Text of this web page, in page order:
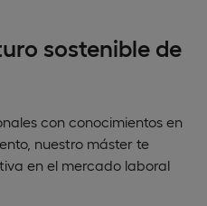
sostenible de
con conocimientos en
nuestro máster te
en el mercado laboral